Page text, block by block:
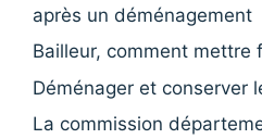
après un déménagement
Bailleur, comment mettre
Déménager et conserver
La commission